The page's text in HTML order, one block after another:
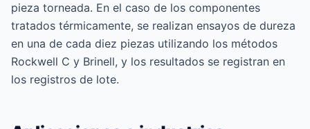
pieza torneada. En el caso de los componentes
tratados térmicamente, se realizan ensayos de dureza
en una de cada diez piezas utilizando los métodos
Rockwell C y Brinell, y los resultados se registran en
los registros de lote.